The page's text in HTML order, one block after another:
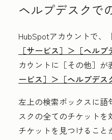
ヘルプデスクで
HubSpotアカウントで、
［サービス］＞ ［ヘルプ
カウントに ［その他］
ービス］＞ ［ヘルプデス
左上の検索ボックスに
スクの全てのチケット
チケットを見つけるこ